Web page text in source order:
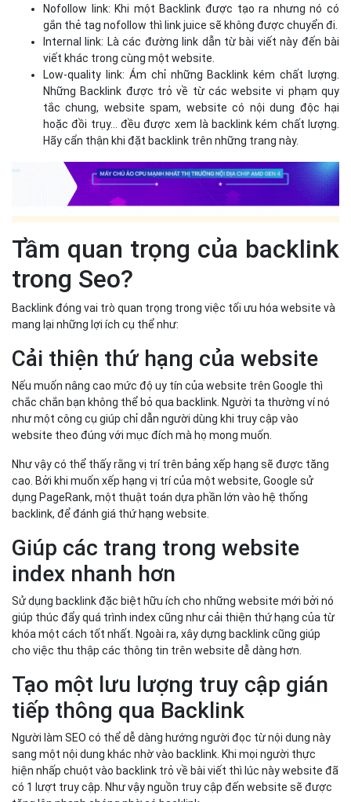
Nofollow link: Khi một Backlink được tạo ra nhưng nó có
gắn thẻ tag nofollow thì link juice sẽ không được chuyển đi.
Internal link: Là các đường link dẫn từ bài viết này đến bài
viết khác trong cùng một website.
Low-quality link: Ám chỉ những Backlink kém chất lượng.
Những Backlink được trỏ về từ các website vi phạm quy
tắc chung, website spam, website có nội dung độc hại
hoặc đồi trụy… đều được xem là backlink kém chất lượng.
Hãy cẩn thận khi đặt backlink trên những trang này.
Tầm quan trọng của backlink
trong Seo?
Backlink đóng vai trò quan trọng trong việc tối ưu hóa website và
mang lại những lợi ích cụ thể như:
Cải thiện thứ hạng của website
Nếu muốn nâng cao mức độ uy tín của website trên Google thì
chắc chắn bạn không thể bỏ qua backlink. Người ta thường ví nó
như một công cụ giúp chỉ dẫn người dùng khi truy cập vào
website theo đúng với mục đích mà họ mong muốn.
Như vậy có thể thấy rằng vị trí trên bảng xếp hạng sẽ được tăng
cao. Bởi khi muốn xếp hạng vị trí của một website, Google sử
dụng PageRank, một thuật toán dựa phần lớn vào hệ thống
backlink, để đánh giá thứ hạng website.
Giúp các trang trong website
index nhanh hơn
Sử dụng backlink đặc biệt hữu ích cho những website mới bởi nó
giúp thúc đẩy quá trình index cũng như cải thiện thứ hạng của từ
khóa một cách tốt nhất. Ngoài ra, xây dựng backlink cũng giúp
cho việc thu thập các thông tin trên website dễ dàng hơn.
Tạo một lưu lượng truy cập gián
tiếp thông qua Backlink
Người làm SEO có thể dễ dàng hướng người đọc từ nội dung này
sang một nội dung khác nhờ vào backlink. Khi mọi người thực
hiện nhấp chuột vào backlink trỏ về bài viết thì lúc này website đã
có 1 lượt truy cập. Như vậy nguồn truy cập đến website sẽ được